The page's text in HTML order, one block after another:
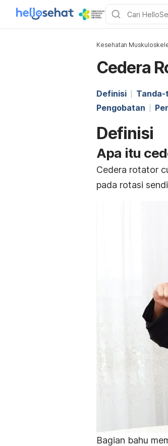
Kesehatan
Cedera
Definisi Tanda-
Pengobatan
Definisi
Apa itu
Cedera rotator
pada rotasi
Bagian bahu